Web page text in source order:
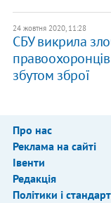
24 жовтня 2020, 11:28
СБУ викрила
збутом зброї
Про нас
Реклама на сайті
Івенти
Редакція
Політики і